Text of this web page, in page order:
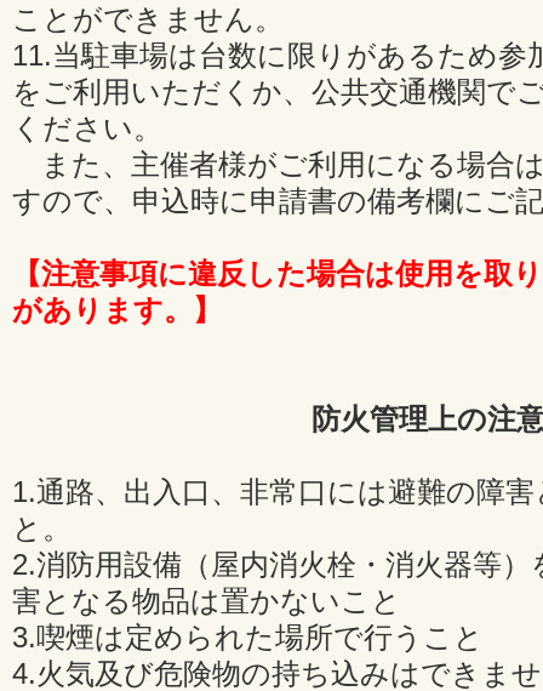
ことができません。
11.当駐車場は台数に限りがあるため参
をご利用いただくか、公共交通機関で
ください。
また、主催者様がご利用になる場合
すので、申込時に申請書の備考欄にご
【注意事項に違反した場合は使用を取
があります。】
防火管理上の注
1.通路、出入口、非常口には避難の障
と。
2.消防用設備（屋内消火栓・消火器等
害となる物品は置かないこと
3.喫煙は定められた場所で行うこと
4.火気及び危険物の持ち込みはできま